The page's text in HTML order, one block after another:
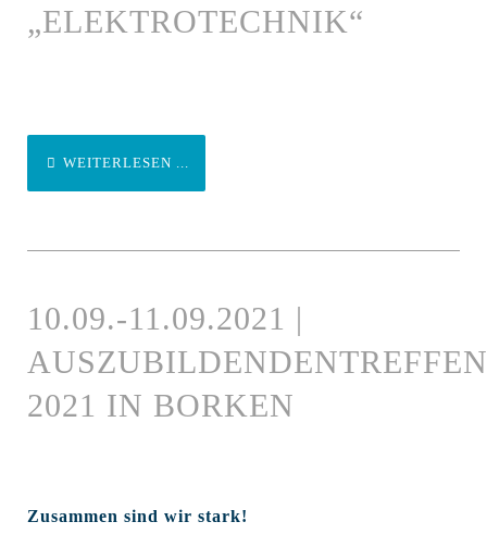
„ELEKTROTECHNIK“
WEITERLESEN ...
10.09.-11.09.2021 |
AUSZUBILDENDENTREFFEN
2021 IN BORKEN
Zusammen sind wir stark!